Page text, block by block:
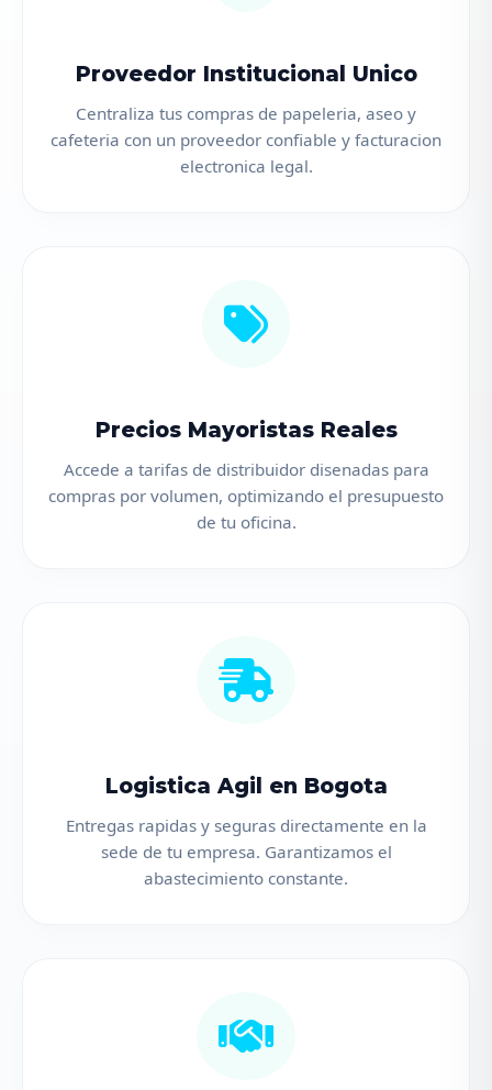
Proveedor Institucional Unico
Centraliza tus compras de papeleria, aseo y
cafeteria con un proveedor confiable y facturacion
electronica legal.
Precios Mayoristas Reales
Accede a tarifas de distribuidor disenadas para
compras por volumen, optimizando el presupuesto
de tu oficina.
Logistica Agil en Bogota
Entregas rapidas y seguras directamente en la
sede de tu empresa. Garantizamos el
abastecimiento constante.